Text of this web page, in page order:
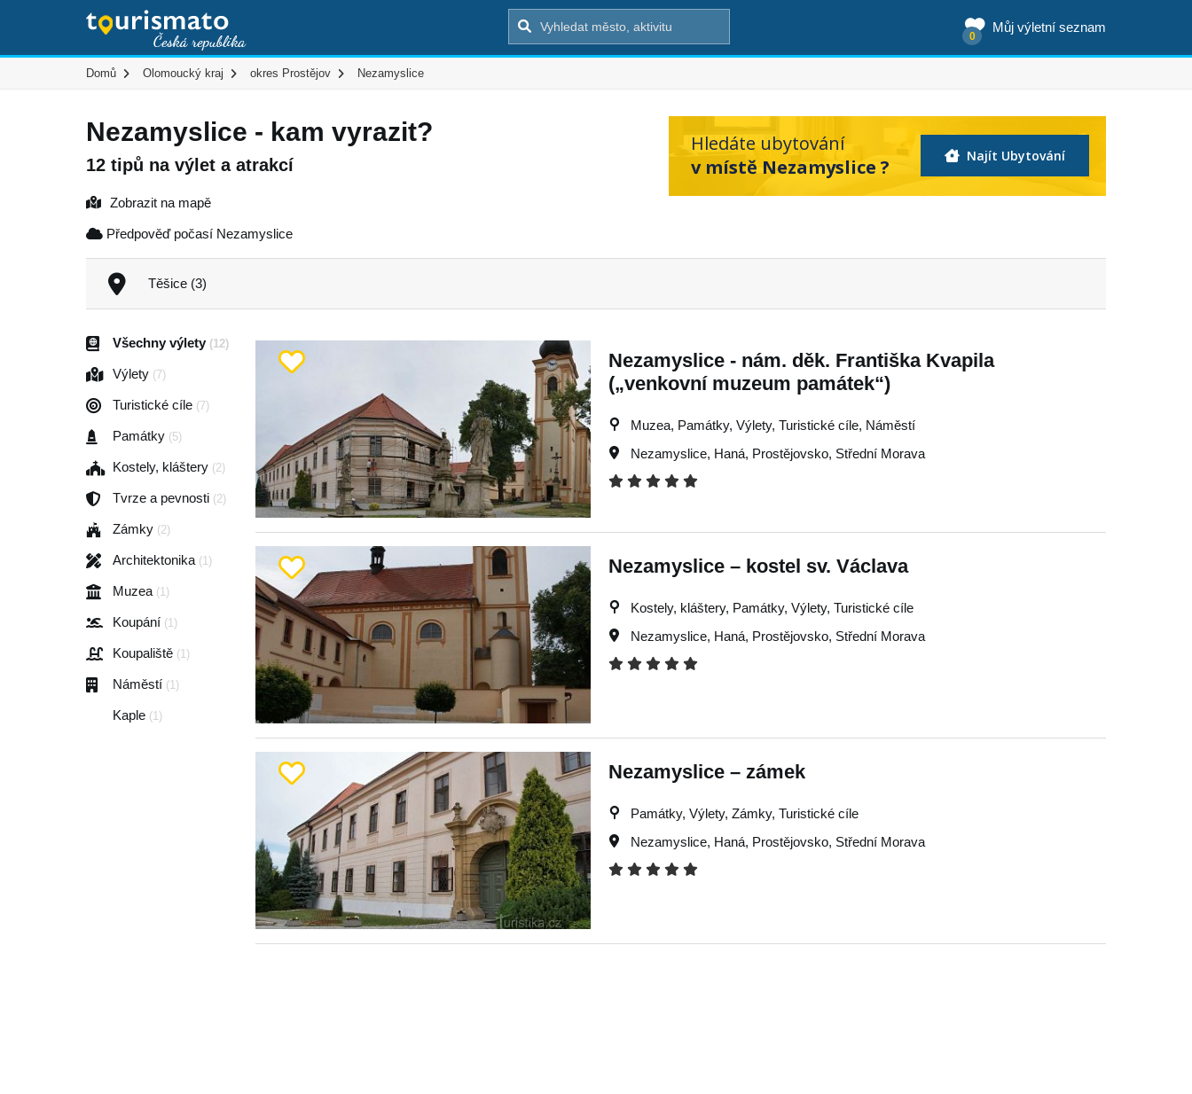
Můj výletní seznam
0
Domů Olomoucký kraj okres Prostějov Nezamyslice
Nezamyslice - kam vyrazit?
12 tipů na výlet a atrakcí
Hledáte ubytování
v místě Nezamyslice ?
Najít Ubytování
Zobrazit na mapě
Předpověď počasí Nezamyslice
Těšice (3)
Všechny výlety (12)
Výlety (7)
Turistické cíle (7)
Památky (5)
Kostely, kláštery (2)
Tvrze a pevnosti (2)
Zámky (2)
Architektonika (1)
Muzea (1)
Koupání (1)
Koupaliště (1)
Náměstí (1)
Kaple (1)
Nezamyslice - nám. děk. Františka Kvapila
(„venkovní muzeum památek“)
Muzea, Památky, Výlety, Turistické cíle, Náměstí
Nezamyslice, Haná, Prostějovsko, Střední Morava
Nezamyslice – kostel sv. Václava
Kostely, kláštery, Památky, Výlety, Turistické cíle
Nezamyslice, Haná, Prostějovsko, Střední Morava
Nezamyslice – zámek
Památky, Výlety, Zámky, Turistické cíle
Nezamyslice, Haná, Prostějovsko, Střední Morava